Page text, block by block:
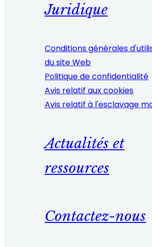
Juridique
Conditions générales
du site Web
Politique de confidentialité
Avis relatif aux cookies
Avis relatif à l'esclavage
Actualités et
ressources
Contactez-nous